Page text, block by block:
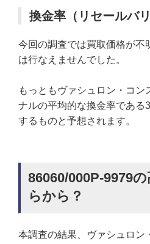
換金率（リセールバリ
今回の調査では買取価格が不
は行なえませんでした。
もっともヴァシュロン・コン
ナルの平均的な換金率である
するものと予想されます。
86060/000P-9979
らから？
本調査の結果、ヴァシュロン